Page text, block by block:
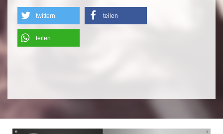
twittern teilen
teilen